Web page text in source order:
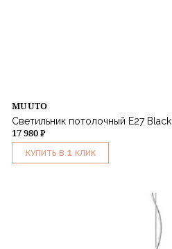
MUUTO
Светильник потолочный E27 Black
17 980 ₽
КУПИТЬ В 1 КЛИК